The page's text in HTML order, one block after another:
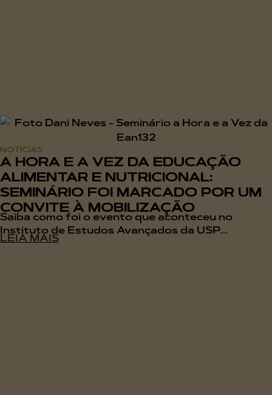
NOTÍCIAS
A HORA E A VEZ DA EDUCAÇÃO
ALIMENTAR E NUTRICIONAL:
SEMINÁRIO FOI MARCADO POR UM
CONVITE À MOBILIZAÇÃO
Saiba como foi o evento que aconteceu no
Instituto de Estudos Avançados da USP...
LEIA MAIS